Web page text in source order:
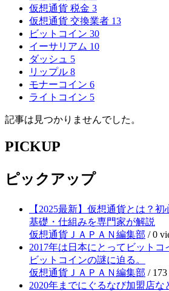
仮想通貨 税金 3
仮想通貨 交換業者 13
ビットコイン 30
イーサリアム 10
ダッシュ 5
リップル 8
モナーコイン 6
ライトコイン 5
記事は見つかりませんでした。
PICKUP
ピックアップ
【2025最新】仮想通貨とは？
基礎・仕組みを専門家が解説
仮想通貨ＪＡＰＡＮ編集部 /0
2017年は日本にとってビット
ビットコインの謎に迫る。
仮想通貨ＪＡＰＡＮ編集部 /
2020年までにぐるなび加盟店